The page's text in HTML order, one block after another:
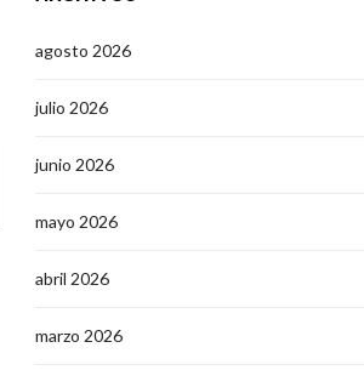
agosto 2026
julio 2026
junio 2026
mayo 2026
abril 2026
marzo 2026